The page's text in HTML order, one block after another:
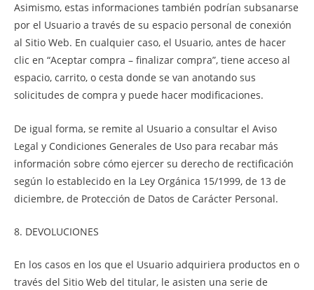
Asimismo, estas informaciones también podrían subsanarse
por el Usuario a través de su espacio personal de conexión
al Sitio Web. En cualquier caso, el Usuario, antes de hacer
clic en “Aceptar compra – finalizar compra”, tiene acceso al
espacio, carrito, o cesta donde se van anotando sus
solicitudes de compra y puede hacer modificaciones.
De igual forma, se remite al Usuario a consultar el Aviso
Legal y Condiciones Generales de Uso para recabar más
información sobre cómo ejercer su derecho de rectificación
según lo establecido en la Ley Orgánica 15/1999, de 13 de
diciembre, de Protección de Datos de Carácter Personal.
8. DEVOLUCIONES
En los casos en los que el Usuario adquiriera productos en o
través del Sitio Web del titular, le asisten una serie de